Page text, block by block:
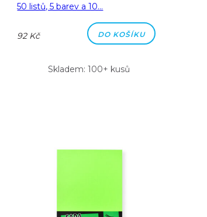
50 listů, 5 barev a 10…
92 Kč DO KOŠÍKU
Skladem: 100+ kusů